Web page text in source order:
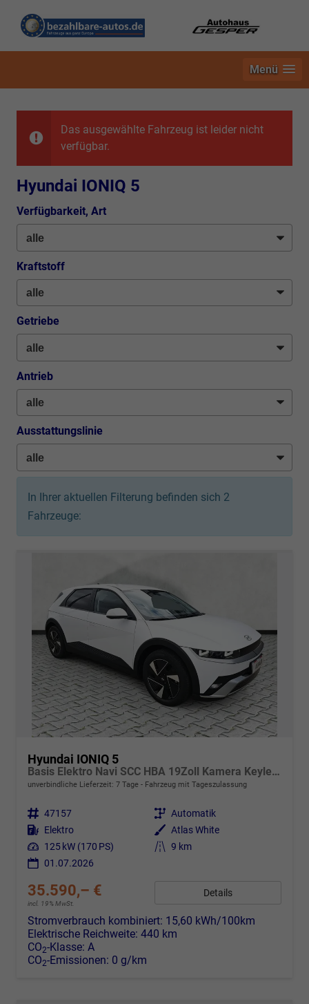
Menü
Das ausgewählte Fahrzeug ist leider nicht
verfügbar.
Hyundai IONIQ 5
Verfügbarkeit, Art
Kraftstoff
Getriebe
Antrieb
Ausstattungslinie
In Ihrer aktuellen Filterung befinden sich 2
Fahrzeuge:
Hyundai IONIQ 5
Basis Elektro Navi SCC HBA 19Zoll Kamera Keyless
unverbindliche Lieferzeit: 7 Tage Fahrzeug mit Tageszulassung
Fahrzeugnr. 47157 Getriebe Automatik
Kraftstoff Elektro Außenfarbe Atlas White
Leistung 125 kW (170 PS) Kilometerstand 9 km
01.07.2026
35.590,– €
incl. 19% MwSt.
Details
Stromverbrauch kombiniert: 15,60 kWh/100km
Elektrische Reichweite: 440 km
CO2-Klasse: A
CO2-Emissionen: 0 g/km